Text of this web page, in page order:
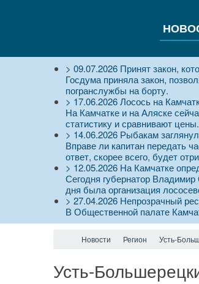
> 09.07.2026 Принят закон,
Госдума приняла закон,
погранслужбы на борту.
> 17.06.2026Лосось на
На Камчатке и на Аляске
статистику и сравнивают цены.
> 14.06.2026 Рыбакам
Вправе ли капитан передать
ответ, скорее всего, будет
> 12.05.2026 На Камчатке
Сегодня губернатор
дня была организация
> 27.04.2026 Непрозрачный
В Общественной палате
Новости Регион Усть-
Усть-